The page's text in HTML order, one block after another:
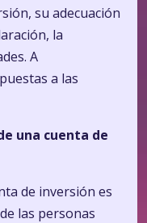
su adecuación
la
A
a las
una cuenta de
de inversión es
las personas